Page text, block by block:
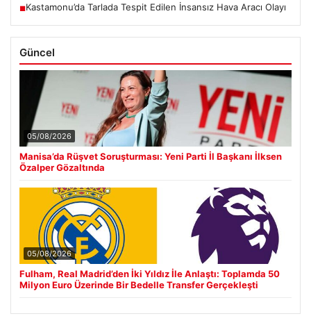
■Kastamonu’da Tarlada Tespit Edilen İnsansız Hava Aracı Olayı
Güncel
05/08/2026
Manisa’da Rüşvet Soruşturması: Yeni Parti İl Başkanı İlksen
Özalper Gözaltında
05/08/2026
Fulham, Real Madrid’den İki Yıldız İle Anlaştı: Toplamda 50
Milyon Euro Üzerinde Bir Bedelle Transfer Gerçekleşti